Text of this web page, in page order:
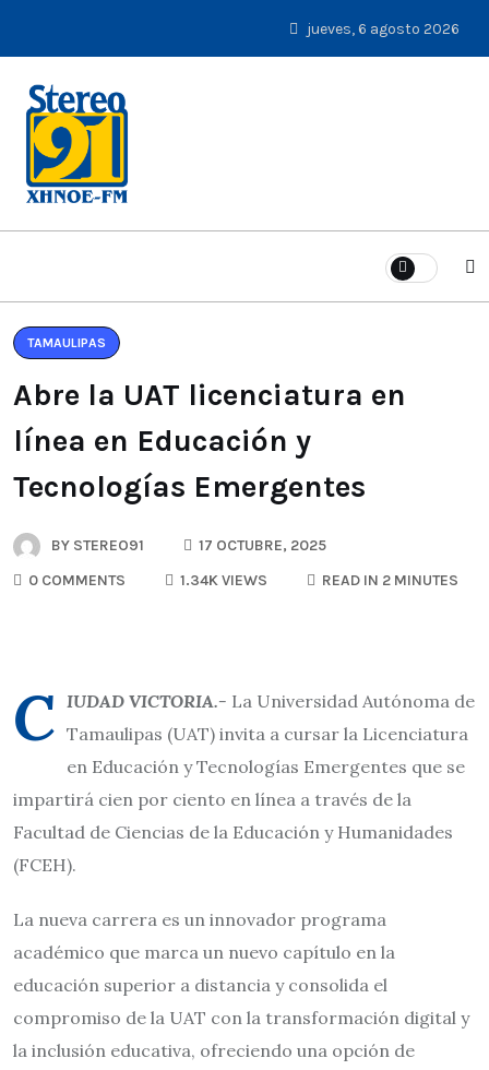
jueves, 6 agosto 2026
TAMAULIPAS
Abre la UAT licenciatura en
línea en Educación y
Tecnologías Emergentes
BY STEREO91
17 OCTUBRE, 2025
0 COMMENTS
1.34K VIEWS READ IN 2 MINUTES
C IUDAD VICTORIA.- La Universidad Autónoma de
Tamaulipas (UAT) invita a cursar la Licenciatura
en Educación y Tecnologías Emergentes que se
impartirá cien por ciento en línea a través de la
Facultad de Ciencias de la Educación y Humanidades
(FCEH).
La nueva carrera es un innovador programa
académico que marca un nuevo capítulo en la
educación superior a distancia y consolida el
compromiso de la UAT con la transformación digital y
la inclusión educativa, ofreciendo una opción de